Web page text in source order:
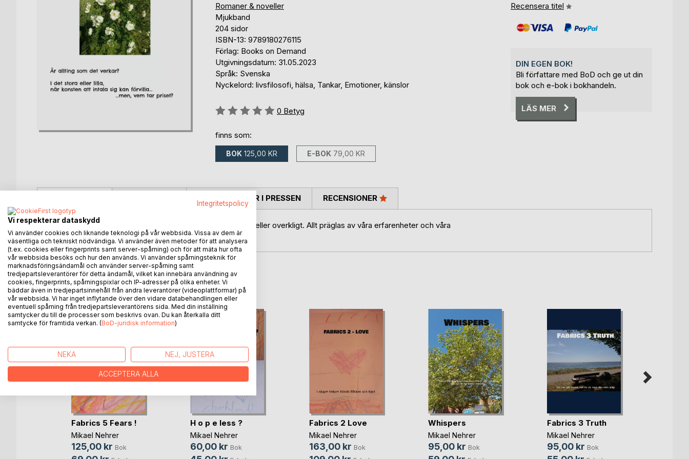
Romaner & noveller
Mjukband
204 sidor
ISBN-13: 9789180276115
Förlag: Books on Demand
Utgivningsdatum: 31.05.2023
Språk: Svenska
Nyckelord: livsfilosofi, hälsa, Tankar, Emotioner, känslor
Betyg::
0 Betyg
finns som:
BOK 125,00 KR E-BOK 79,00 KR
Recensera titel
DIN EGEN BOK!
Bli författare med BoD och ge ut din
bok och e-bok i bokhandeln.
LÄS MER
En story om vanor och ovanor, en betraktelse om verkligt eller overkligt. Allt präglas av våra erfarenheter och våra
känsloliv.
KOMMENTARER I PRESSEN RECENSIONER
ANDRA TITLAR HOSBoD
Fabrics 5 Fears !
Mikael Nehrer
125,00 kr Bok
H o p e less ?
Mikael Nehrer
60,00 kr Bok
Fabrics 2 Love
Mikael Nehrer
163,00 kr Bok
Whispers
Mikael Nehrer
95,00 kr Bok
Fabrics 3 Truth
Mikael Nehrer
95,00 kr Bok
Integritetspolicy
Vi respekterar dataskydd
Vi använder cookies och liknande teknologi på vår webbsida. Vissa av dem är
väsentliga och tekniskt nödvändiga. Vi använder även metoder för att analysera
(t.ex. cookies eller fingerprints samt server-spårning) och för att mäta hur ofta
vår webbsida besöks och hur den används. Vi använder spårningsteknik för
marknadsföringsändamål och använder server-spårning samt
tredjepartsleverantörer för detta ändamål, vilket kan innebära användning av
cookies, fingerprints, spårningspixlar och IP-adresser på olika enheter. Vi
bäddar även in tredjepartsinnehåll från andra leverantörer (videoplattformar) på
vår webbsida. Vi har inget inflytande över den vidare databehandlingen eller
eventuell spårning från tredjepartsleverantörens sida. Med din inställning
samtycker du till de processer som beskrivs ovan. Du kan återkalla ditt
samtycke för framtida verkan. (BoD-juridisk information)
NEKA NEJ, JUSTERA
ACCEPTERA ALLA